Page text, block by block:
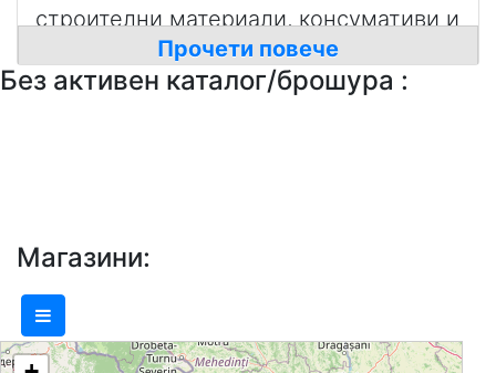
строителни материали, консумативи и
инструменти. От основаването си
през 1993 г. фирмата успя да изгради
(търговски дружества) и работим
Разполагаме със складова база и
търговска площ 25 000 м2, а също и
Прочети повече
Без активен каталог/брошура :
Магазини: